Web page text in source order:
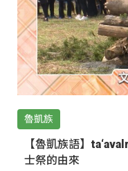
魯凱族
【魯凱族語】
士祭的由來